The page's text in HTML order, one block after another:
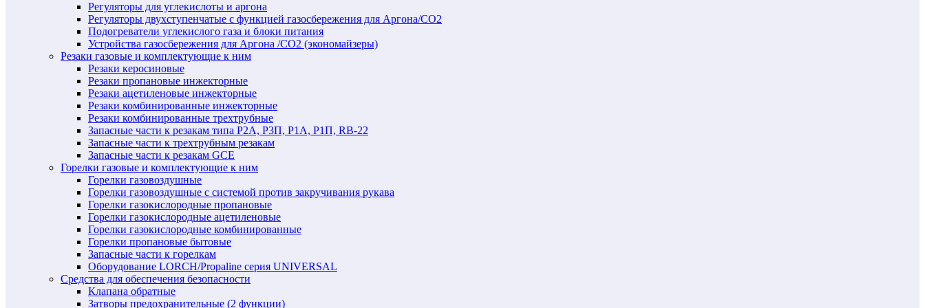
Регуляторы для углекислоты и аргона
Регуляторы двухступенчатые c функцией газосбережения для Аргона/СО2
Подогреватели углекислого газа и блоки питания
Устройства газосбережения для Аргона /СО2 (экономайзеры)
Резаки газовые и комплектующие к ним
Резаки керосиновые
Резаки пропановые инжекторные
Резаки ацетиленовые инжекторные
Резаки комбинированные инжекторные
Резаки комбинированные трехтрубные
Запасные части к резакам типа Р2А, Р3П, Р1А, Р1П, RB-22
Запасные части к трехтрубным резакам
Запасные части к резакам GCE
Горелки газовые и комплектующие к ним
Горелки газовоздушные
Горелки газовоздушные с системой против закручивания рукава
Горелки газокислородные пропановые
Горелки газокислородные ацетиленовые
Горелки газокислородные комбинированные
Горелки пропановые бытовые
Запасные части к горелкам
Оборудование LORCH/Propaline серия UNIVERSAL
Средства для обеспечения безопасности
Клапана обратные
Затворы предохранительные (2 функции)